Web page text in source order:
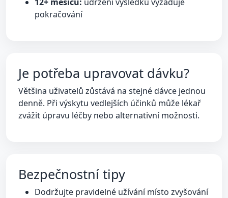
pokračování
Je potřeba upravovat dávku?
Většina uživatelů zůstává na stejné dávce jednou
denně. Při výskytu vedlejších účinků může lékař
zvážit úpravu léčby nebo alternativní možnosti.
Bezpečnostní tipy
Dodržujte pravidelné užívání místo zvyšování